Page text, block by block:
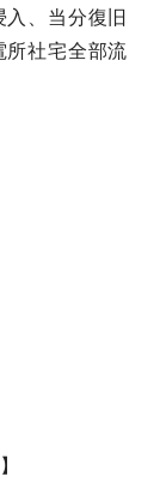
、当分復旧
社宅全部流